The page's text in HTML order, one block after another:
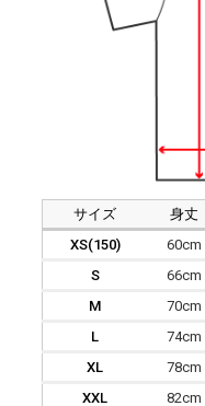
サイズ 身丈
XS(150)
60cm
S
66cm
M
70cm
L
74cm
XL
78cm
XXL
82cm